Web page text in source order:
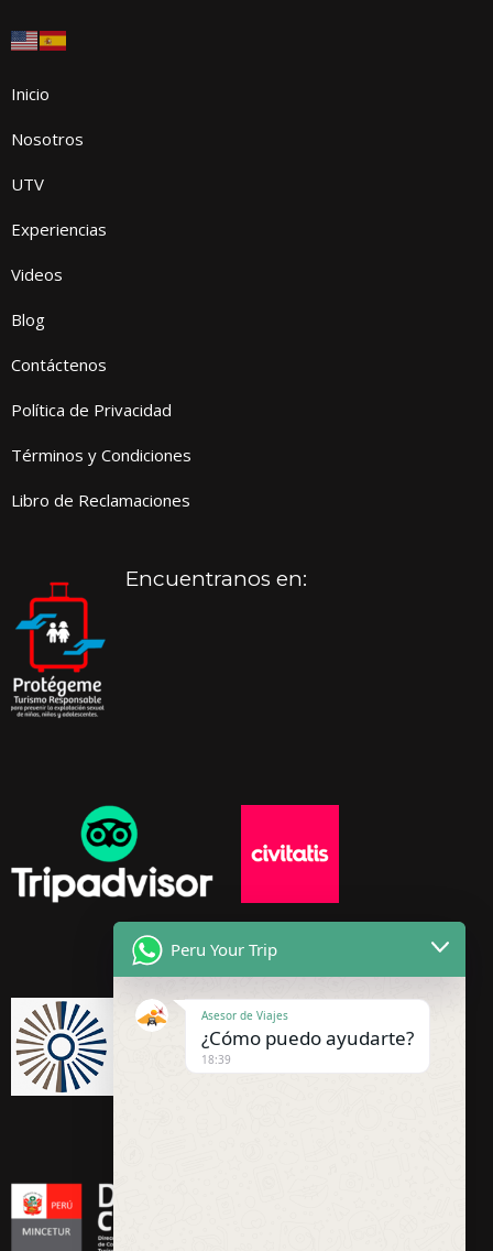
Inicio
Nosotros
UTV
Experiencias
Videos
Blog
Contáctenos
Política de Privacidad
Términos y Condiciones
Libro de Reclamaciones
Encuentranos en:
Peru Your Trip
Asesor de Viajes
¿Cómo puedo ayudarte?
18:39